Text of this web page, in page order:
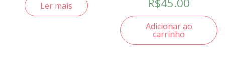
Ler mais
Adicionar ao
carrinho